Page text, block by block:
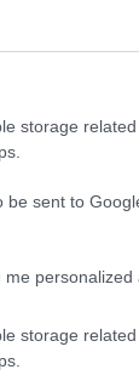
storage
be sent to
personalized
storage